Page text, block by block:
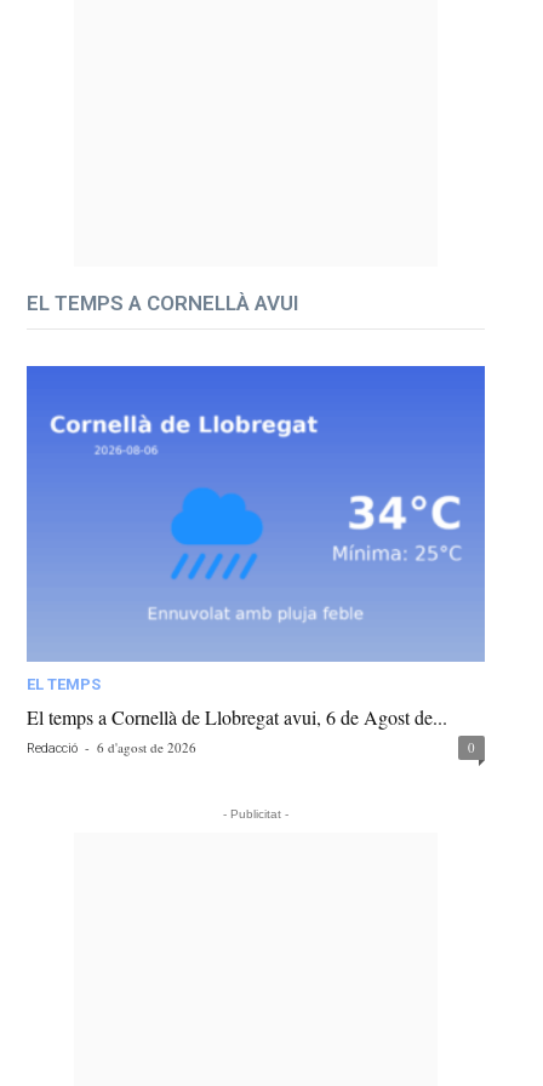
EL TEMPS A CORNELLÀ AVUI
EL TEMPS
El temps a Cornellà de Llobregat avui, 6 de Agost de...
Redacció - 6 d'agost de 2026 0
- Publicitat -